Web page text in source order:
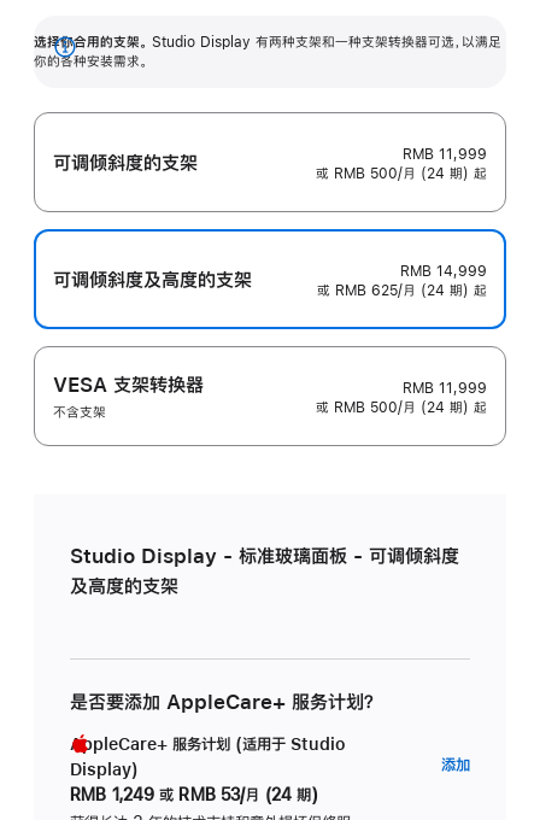
选择你合用的支架。 Studio Display 有两种支架和一种支架转换器可选，以满足
你的各种安装需求。
展
可调倾斜度的支架
RMB 11,999
或 RMB 500/月 (24 期) 起
可调倾斜度及高‍度的支‍架
RMB 14,999
或 RMB 625/月 (24 期) 起
VESA 支架转换器
不含支架
RMB 11,999
或 RMB 500/月 (24 期) 起
Studio Display - 标准玻璃面板 - 可调倾斜度
及高度的支架
是否要添加 AppleCare+ 服务计划？
AppleCare+ 服务计划 (适用于 Studio
Display)
RMB 1,249 或 RMB 53/月 (24 期)
添加